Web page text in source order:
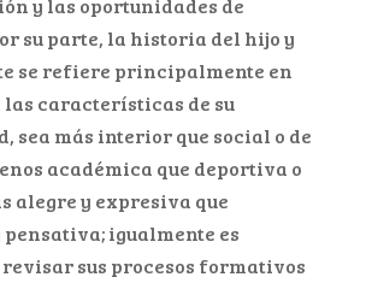
su parte, la historia del hijo y
se refiere principalmente en
características de su
sea más interior que social o de
académica que deportiva o
alegre y expresiva que
pensativa; igualmente es
sus procesos formativos